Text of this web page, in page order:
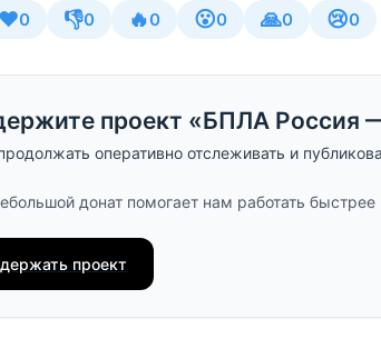
❤️0 👎0 🔥0 😮0 🙏0 😢0
проект «БПЛА Россия
оперативно отслеживать и
донат помогает нам работать
проект